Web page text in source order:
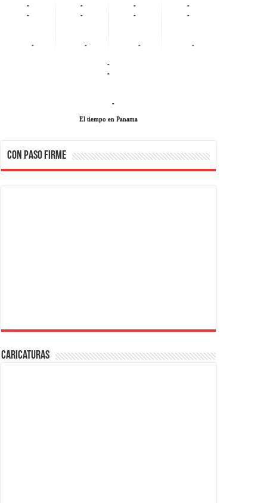
-
-
-
-
-
-
-
-
-
-
-
-
-
-
-
El tiempo en Panama
CON PASO FIRME
Caricaturas